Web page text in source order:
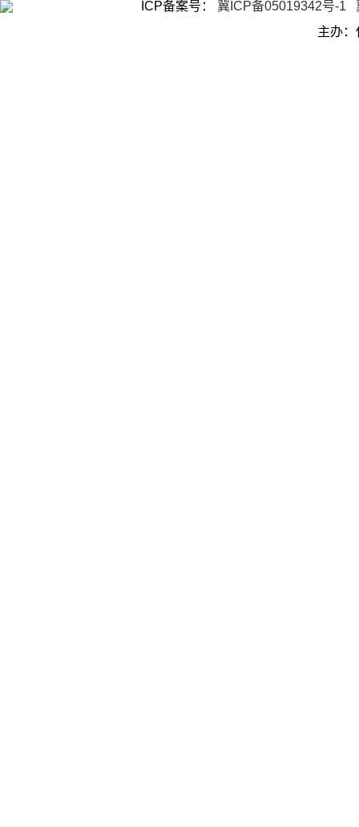
ICP备案号：
冀ICP备05019342号-1
主办